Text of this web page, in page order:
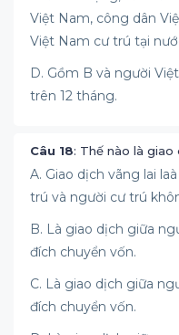
Việt Nam, công dân
Việt Nam cư trú tại
D. Gồm B và người
trên 12 tháng.
Câu 18: Thế nào là giao
A. Giao dịch vãng lai
trú và người cư trú
B. Là giao dịch giữa
đích chuyển vốn.
C. Là giao dịch giữa
đích chuyển vốn.